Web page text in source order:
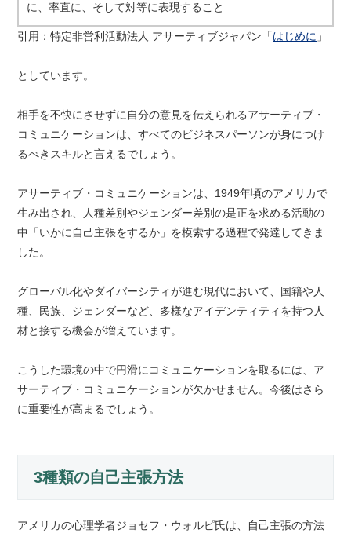
に、率直に、そして対等に表現すること
引用：特定非営利活動法人 アサーティブジャパン「はじめに 」
としています。
相手を不快にさせずに自分の意見を伝えられるアサーティブ・
コミュニケーションは、すべてのビジネスパーソンが身につけ
るべきスキルと言えるでしょう。
アサーティブ・コミュニケーションは、1949年頃のアメリカで
生み出され、人種差別やジェンダー差別の是正を求める活動の
中「いかに自己主張をするか」を模索する過程で発達してきま
した。
グローバル化やダイバーシティが進む現代において、国籍や人
種、民族、ジェンダーなど、多様なアイデンティティを持つ人
材と接する機会が増えています。
こうした環境の中で円滑にコミュニケーションを取るには、ア
サーティブ・コミュニケーションが欠かせません。今後はさら
に重要性が高まるでしょう。
3種類の自己主張方法
アメリカの心理学者ジョセフ・ウォルピ氏は、自己主張の方法